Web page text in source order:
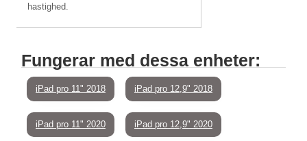
hastighed.
Fungerar med dessa enheter:
iPad pro 11" 2018 iPad pro 12,9" 2018
iPad pro 11" 2020 iPad pro 12,9" 2020